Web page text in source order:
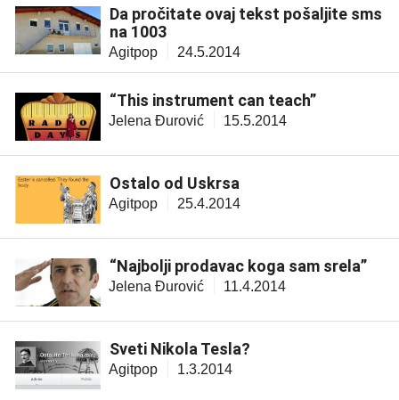
Da pročitate ovaj tekst pošaljite sms
na 1003
Agitpop 24.5.2014
“This instrument can teach”
Jelena Đurović 15.5.2014
Ostalo od Uskrsa
Agitpop 25.4.2014
“Najbolji prodavac koga sam srela”
Jelena Đurović 11.4.2014
Sveti Nikola Tesla?
Agitpop 1.3.2014